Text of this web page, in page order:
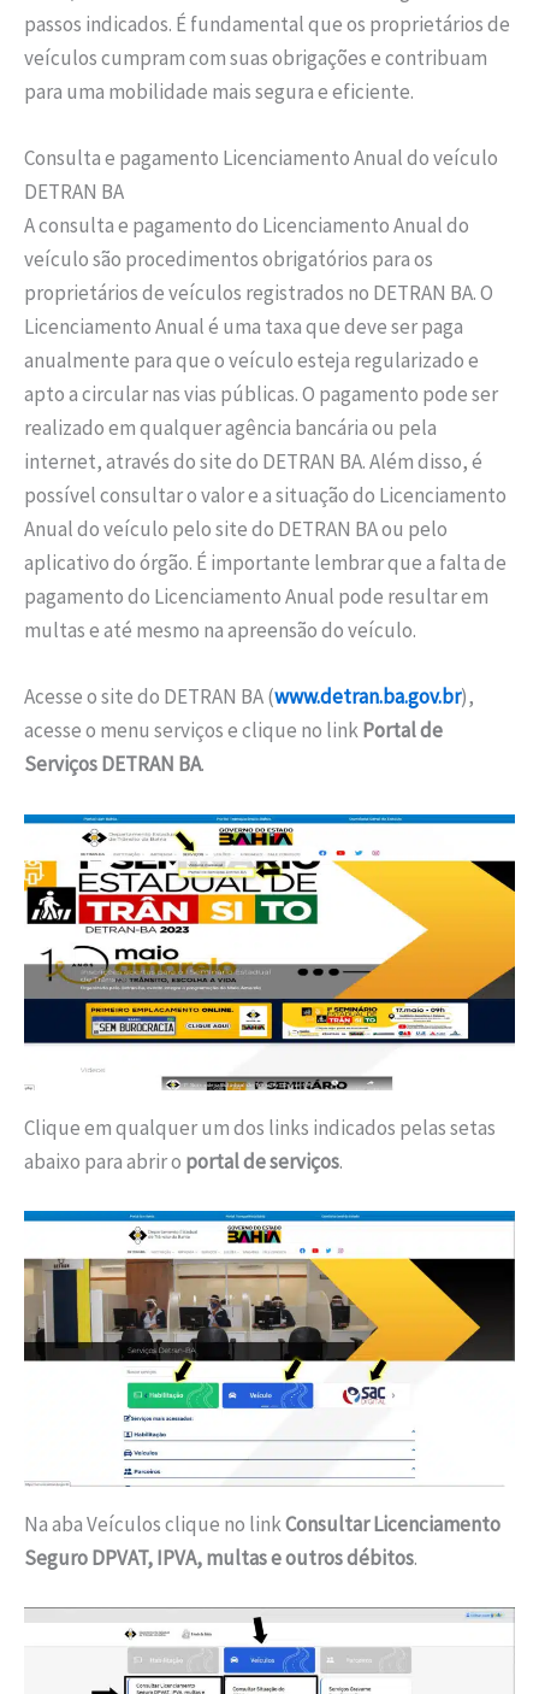
passos indicados. É fundamental que os proprietários de
veículos cumpram com suas obrigações e contribuam
para uma mobilidade mais segura e eficiente.
Consulta e pagamento Licenciamento Anual do veículo
DETRAN BA
A consulta e pagamento do Licenciamento Anual do
veículo são procedimentos obrigatórios para os
proprietários de veículos registrados no DETRAN BA. O
Licenciamento Anual é uma taxa que deve ser paga
anualmente para que o veículo esteja regularizado e
apto a circular nas vias públicas. O pagamento pode ser
realizado em qualquer agência bancária ou pela
internet, através do site do DETRAN BA. Além disso, é
possível consultar o valor e a situação do Licenciamento
Anual do veículo pelo site do DETRAN BA ou pelo
aplicativo do órgão. É importante lembrar que a falta de
pagamento do Licenciamento Anual pode resultar em
multas e até mesmo na apreensão do veículo.
Acesse o site do DETRAN BA (www.detran.ba.gov.br),
acesse o menu serviços e clique no linkPortal de
Serviços DETRAN BA.
Clique em qualquer um dos links indicados pelas setas
abaixo para abrir o portal de serviços.
Na aba Veículos clique no linkConsultar Licenciamento
Seguro DPVAT, IPVA, multas e outros débitos.